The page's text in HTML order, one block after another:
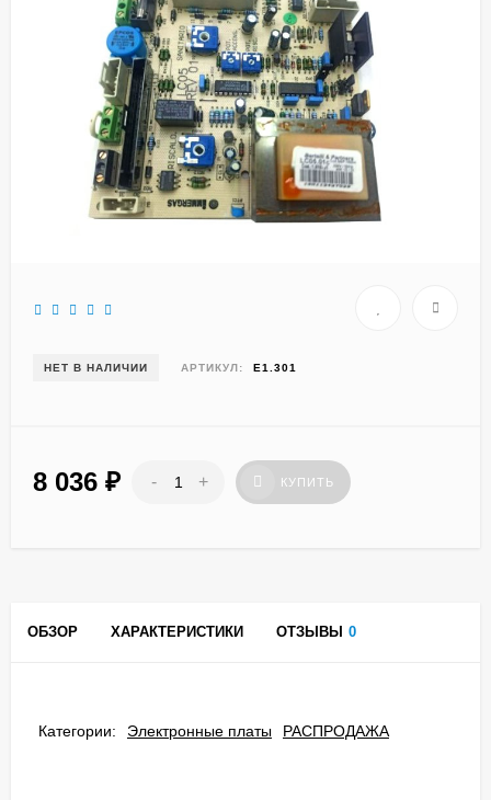
НЕТ В НАЛИЧИИ АРТИКУЛ: E1.301
8 036 ₽ - + КУПИТЬ
ОБЗОР ХАРАКТЕРИСТИКИ ОТЗЫВЫ 0
Категории: Электронные платы РАСПРОДАЖА